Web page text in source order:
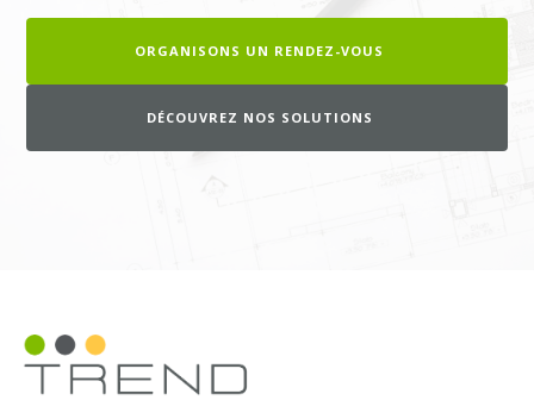
ORGANISONS UN RENDEZ-VOUS
DÉCOUVREZ NOS SOLUTIONS